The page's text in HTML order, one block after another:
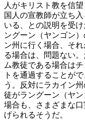
人がキリスト教を信
国人の宣教師が立ち
いる、との説明を受
ングーン（ヤンゴン
ン州に行く場合、そ
る場合は、問題ない
ム教徒である場合は
トを通過することが
う。反対にラカイン
徒がラングーン（ヤ
場合も、さまざまな
げられるそうだ。